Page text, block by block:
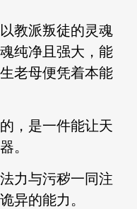
教派叛徒的灵魂
纯净且强大，能
老母便凭着本能
，是一件能让天
。
力与污秽一同注
异的能力。